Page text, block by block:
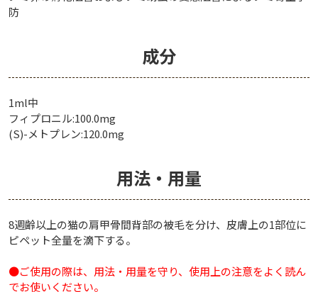
防
成分
1ml中
フィプロニル:100.0mg
(S)-メトプレン:120.0mg
用法・用量
8週齢以上の猫の肩甲骨間背部の被毛を分け、皮膚上の1部位に
ピペット全量を滴下する。
●ご使用の際は、用法・用量を守り、使用上の注意をよく読ん
でお使いください。